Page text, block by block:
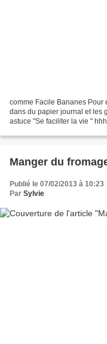
comme Facile Bananes
dans du papier journal et les
astuce "Se faciliter la vie "
Manger du
Publié le 07/02/2013 à 10:23
Par Sylvie